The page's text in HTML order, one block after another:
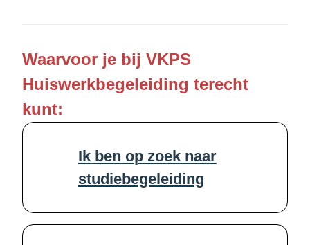
Waarvoor je bij VKPS
Huiswerkbegeleiding terecht
kunt:
Ik ben op zoek naar
studiebegeleiding